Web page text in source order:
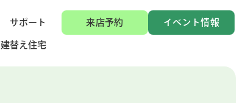
サポート
建替え住宅
来店予約 イベント情報